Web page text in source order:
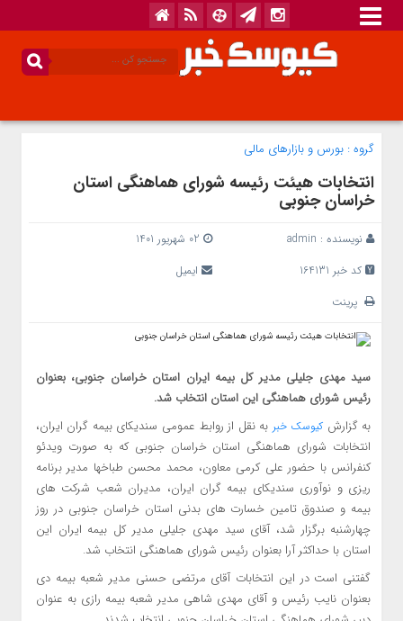
گروه : بورس و بازار‌های مالی
انتخابات هیئت رئیسه شورای هماهنگی استان
خراسان جنوبی
نویسنده : admin
کد خبر 164131
ایمیل
پرینت
سید مهدی جلیلی مدیر کل بیمه ایران استان خراسان جنوبی، بعنوان
رئیس شورای هماهنگی این استان انتخاب شد.
به گزارش کیوسک خبر به نقل از روابط عمومی سندیکای بیمه گران ایران،
انتخابات شورای هماهنگی استان خراسان جنوبی که به صورت ویدئو
کنفرانس با حضور علی کرمی معاون، محمد محسن طباخها مدیر برنامه
ریزی و نوآوری سندیکای بیمه گران ایران، مدیران شعب شرکت های
بیمه و صندوق تامین خسارت های بدنی استان خراسان جنوبی در روز
چهارشنبه برگزار شد، آقای سید مهدی جلیلی مدیر کل بیمه ایران این
استان با حداکثر آرا بعنوان رئیس شورای هماهنگی انتخاب شد.
گفتنی است در این انتخابات آقای مرتضی حسنی مدیر شعبه بیمه دی
بعنوان نایب رئیس و آقای مهدی شاهی مدیر شعبه بیمه رازی به عنوان